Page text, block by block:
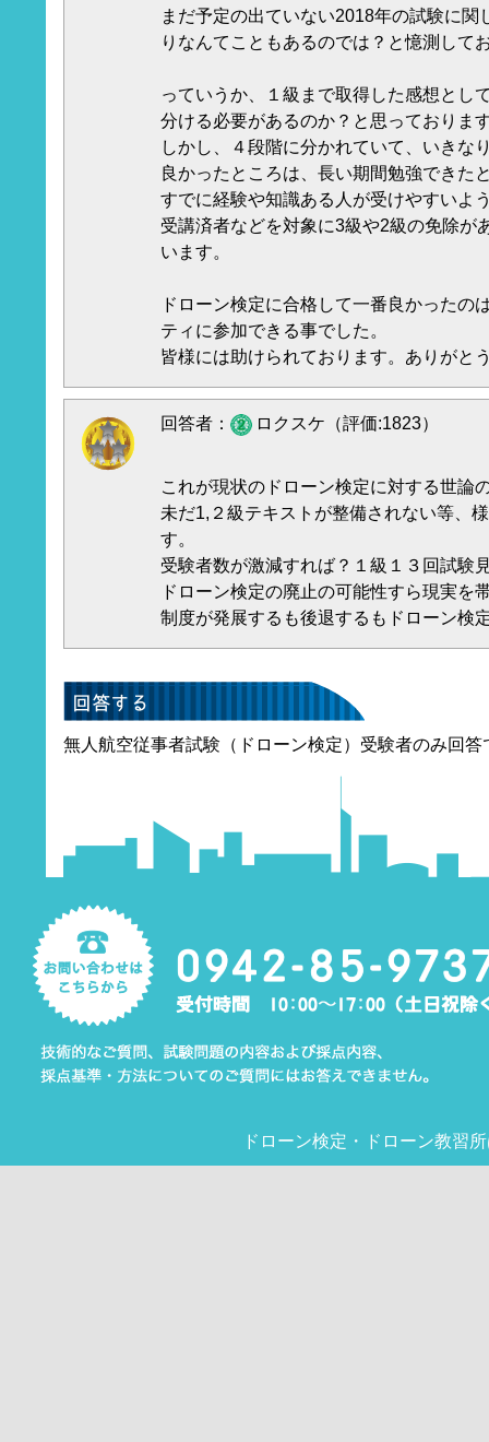
まだ予定の出ていない2018年の試験に関
りなんてこともあるのでは？と憶測して
っていうか、１級まで取得した感想とし
分ける必要があるのか？と思っておりま
しかし、４段階に分かれていて、いきな
良かったところは、長い期間勉強できた
すでに経験や知識ある人が受けやすいよ
受講済者などを対象に3級や2級の免除が
います。
ドローン検定に合格して一番良かったの
ティに参加できる事でした。
皆様には助けられております。ありがと
回答者： ロクスケ（評価:1823）
これが現状のドローン検定に対する世論
未だ1,２級テキストが整備されない等、
す。
受験者数が激減すれば？１級１３回試験
ドローン検定の廃止の可能性すら現実を
制度が発展するも後退するもドローン検
無人航空従事者試験（ドローン検定）受験者のみ回答
ドローン検定 ・ ドローン教習所